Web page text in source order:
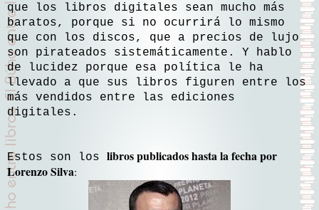
que los libros digitales sean mucho más
baratos, porque si no ocurrirá lo mismo
que con los discos, que a precios de lujo
son pirateados sistemáticamente. Y hablo
de lucidez porque esa política le ha
llevado a que sus libros figuren entre los
más vendidos entre las ediciones
digitales.
Estos son los libros publicados hasta la fecha por
Lorenzo Silva: